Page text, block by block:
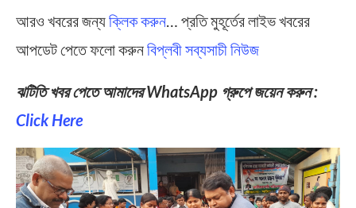
আরও খবরের জন্যক্লিক করুন… প্রতি মুহূর্তের লাইভ খবরের
আপডেট পেতে ফলো করুনবিপ্লবী সব্যসাচী নিউজ
ঝটিতি খবর পেতে আমাদের WhatsApp গ্রুপে জয়েন করুন :
Click Here